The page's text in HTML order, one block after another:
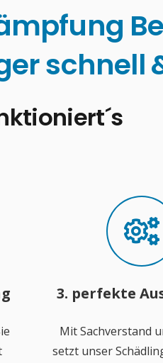
schnell
3. perfekte
Mit Sachverstand
setzt unser